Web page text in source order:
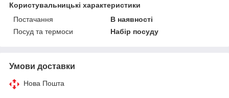
Користувальницькі характеристики
Постачання
В наявності
Посуд та термоси
Набір посуду
Умови доставки
Нова Пошта